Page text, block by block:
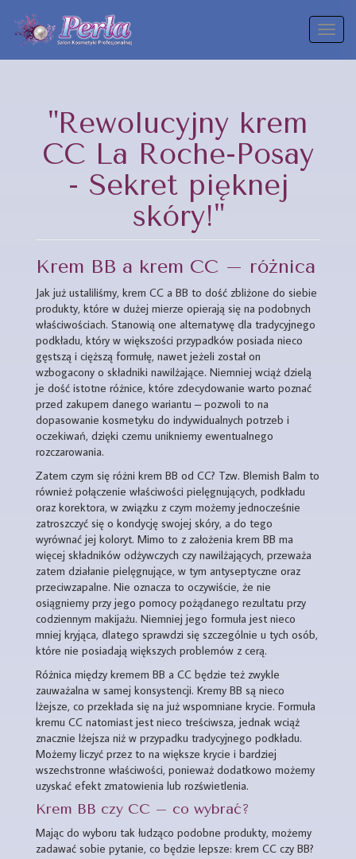
"Rewolucyjny krem
CC La Roche-Posay
- Sekret pięknej
skóry!"
Krem BB a krem CC – różnica
Jak już ustaliliśmy, krem CC a BB to dość zbliżone do siebie
produkty, które w dużej mierze opierają się na podobnych
właściwościach. Stanowią one alternatywę dla tradycyjnego
podkładu, który w większości przypadków posiada nieco
gęstszą i cięższą formułę, nawet jeżeli został on
wzbogacony o składniki nawilżające. Niemniej wciąż dzielą
je dość istotne różnice, które zdecydowanie warto poznać
przed zakupem danego wariantu – pozwoli to na
dopasowanie kosmetyku do indywidualnych potrzeb i
oczekiwań, dzięki czemu unikniemy ewentualnego
rozczarowania.
Zatem czym się różni krem BB od CC? Tzw. Blemish Balm to
również połączenie właściwości pielęgnujących, podkładu
oraz korektora, w związku z czym możemy jednocześnie
zatroszczyć się o kondycję swojej skóry, a do tego
wyrównać jej koloryt. Mimo to z założenia krem BB ma
więcej składników odżywczych czy nawilżających, przeważa
zatem działanie pielęgnujące, w tym antyseptyczne oraz
przeciwzapalne. Nie oznacza to oczywiście, że nie
osiągniemy przy jego pomocy pożądanego rezultatu przy
codziennym makijażu. Niemniej jego formuła jest nieco
mniej kryjąca, dlatego sprawdzi się szczególnie u tych osób,
które nie posiadają większych problemów z cerą.
Różnica między kremem BB a CC będzie też zwykle
zauważalna w samej konsystencji. Kremy BB są nieco
lżejsze, co przekłada się na już wspomniane krycie. Formuła
kremu CC natomiast jest nieco treściwsza, jednak wciąż
znacznie lżejsza niż w przypadku tradycyjnego podkładu.
Możemy liczyć przez to na większe krycie i bardziej
wszechstronne właściwości, ponieważ dodatkowo możemy
uzyskać efekt zmatowienia lub rozświetlenia.
Krem BB czy CC – co wybrać?
Mając do wyboru tak łudząco podobne produkty, możemy
zadawać sobie pytanie, co będzie lepsze: krem CC czy BB?